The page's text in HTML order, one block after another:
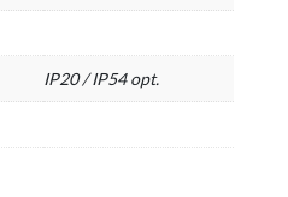
IP20 / IP54 opt.